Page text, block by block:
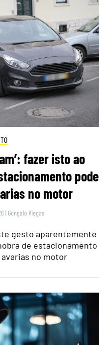
fazer isto ao
pode
no motor
| Gonçalo Viegas
gesto aparentemente
de estacionamento
no motor